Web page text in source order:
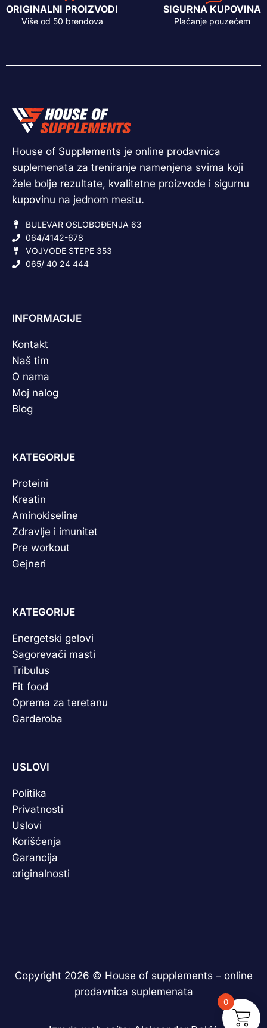
ORIGINALNI PROIZVODI
Više od 50 brendova
SIGURNA KUPOVINA
Plaćanje pouzećem
House of Supplements je online prodavnica
suplemenata za treniranje namenjena svima koji
žele bolje rezultate, kvalitetne proizvode i sigurnu
kupovinu na jednom mestu.
BULEVAR OSLOBOĐENJA 63
064/4142-678
VOJVODE STEPE 353
065/ 40 24 444
INFORMACIJE
Kontakt
Naš tim
O nama
Moj nalog
Blog
KATEGORIJE
Proteini
Kreatin
Aminokiseline
Zdravlje i imunitet
Pre workout
Gejneri
KATEGORIJE
Energetski gelovi
Sagorevači masti
Tribulus
Fit food
Oprema za teretanu
Garderoba
USLOVI
Politika
Privatnosti
Uslovi
Korišćenja
Garancija
originalnosti
Copyright 2026 © House of supplements – online
prodavnica suplemenata
0